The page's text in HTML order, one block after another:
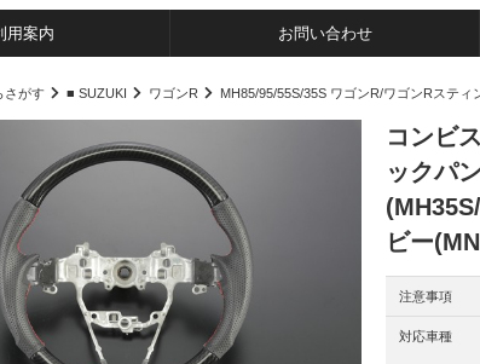
用案内 お問い合わせ
さがす ■ SUZUKI ワゴンR MH85/95/55S/35S ワゴンR/ワゴンRスティ
コンビ
ックパ
ビー
注意事項
対応車種